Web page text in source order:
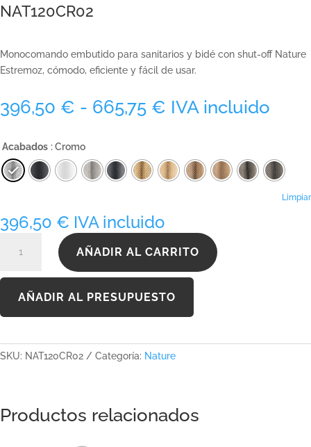
NAT120CR02
Monocomando embutido para sanitarios y bidé con shut-off Nature
Estremoz, cómodo, eficiente y fácil de usar.
396,50 € - 665,75 € Rango
desde
396,50 €
hasta
IVA incluido
Acabados : Cromo
Limpiar
396,50 € IVA incluido
cantidad
AÑADIR AL CARRITO
AÑADIR AL PRESUPUESTO
SKU: NAT120CR02 Categoría: Nature
Productos relacionados